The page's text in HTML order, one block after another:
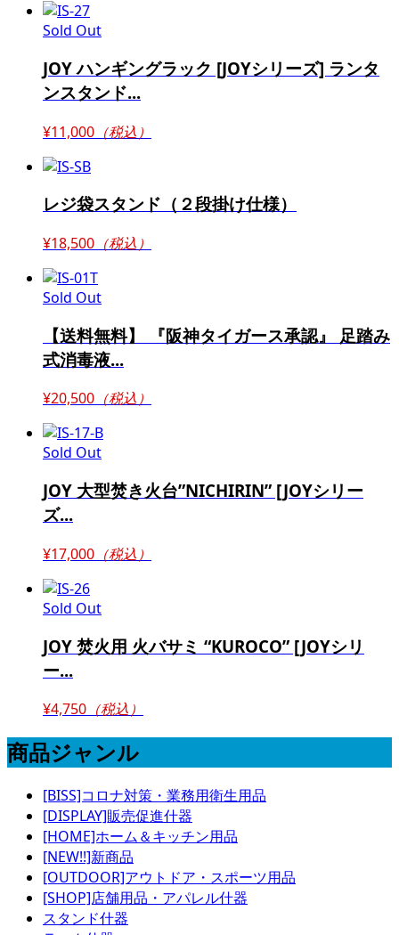
Sold Out
JOY ハンギングラック [JOYシリーズ] ランタ
ンスタンド...
¥11,000 （税込）
レジ袋スタンド（２段掛け仕様）
¥18,500 （税込）
Sold Out
【送料無料】 『阪神タイガース承認』 足踏み
式消毒液...
¥20,500 （税込）
Sold Out
JOY 大型焚き火台”NICHIRIN” [JOYシリー
ズ...
¥17,000 （税込）
Sold Out
JOY 焚火用 火バサミ “KUROCO” [JOYシリ
ー...
¥4,750 （税込）
商品ジャンル
[BISS]コロナ対策・業務用衛生用品
[DISPLAY]販売促進什器
[HOME]ホーム＆キッチン用品
[NEW!!]新商品
[OUTDOOR]アウトドア・スポーツ用品
[SHOP]店舗用品・アパレル什器
スタンド什器